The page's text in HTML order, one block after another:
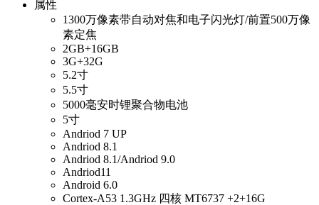
属性
1300万像素带自动对焦和电子闪光灯/前置500万像
素定焦
2GB+16GB
3G+32G
5.2寸
5.5寸
5000毫安时锂聚合物电池
5寸
Andriod 7 UP
Andriod 8.1
Andriod 8.1/Andriod 9.0
Andriod11
Android 6.0
Cortex-A53 1.3GHz 四核 MT6737 +2+16G